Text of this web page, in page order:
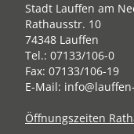
Stadt Lauffen am
Rathausstr. 10
74348 Lauffen
Tel.: 07133/106-0
Fax: 07133/106-19
E-Mail:
Öffnungszeiten